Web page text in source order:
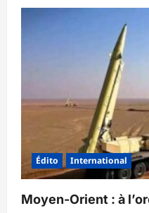
sur
géopolitique
en
Afrique
de
l’Ouest
?
Édito International
Moyen-Orient : à